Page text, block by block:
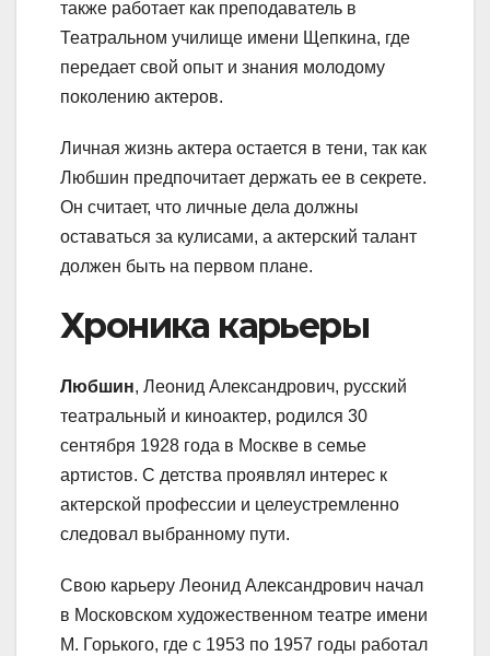
также работает как преподаватель в
Театральном училище имени Щепкина, где
передает свой опыт и знания молодому
поколению актеров.
Личная жизнь актера остается в тени, так как
Любшин предпочитает держать ее в секрете.
Он считает, что личные дела должны
оставаться за кулисами, а актерский талант
должен быть на первом плане.
Хроника карьеры
Любшин, Леонид Александрович, русский
театральный и киноактер, родился 30
сентября 1928 года в Москве в семье
артистов. С детства проявлял интерес к
актерской профессии и целеустремленно
следовал выбранному пути.
Свою карьеру Леонид Александрович начал
в Московском художественном театре имени
М. Горького, где с 1953 по 1957 годы работал